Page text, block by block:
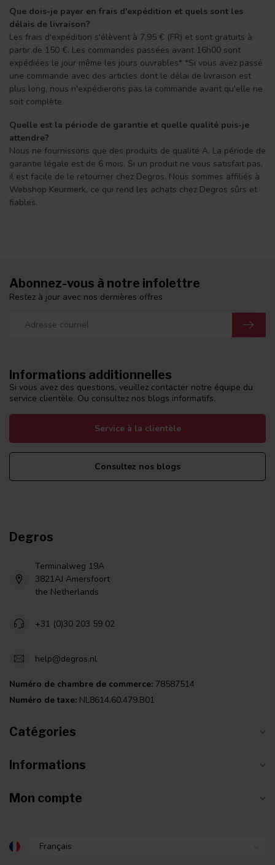
Que dois-je payer en frais d'expédition et quels sont les
délais de livraison?
Les frais d'expédition s'élèvent à 7,95 € (FR) et sont gratuits à
partir de 150 €. Les commandes passées avant 16h00 sont
expédiées le jour même les jours ouvrables* *Si vous avez passé
une commande avec des articles dont le délai de livraison est
plus long, nous n'expédierons pas la commande avant qu'elle ne
soit complète.
Quelle est la période de garantie et quelle qualité puis-je
attendre?
Nous ne fournissons que des produits de qualité A. La période de
garantie légale est de 6 mois. Si un produit ne vous satisfait pas,
il est facile de le retourner chez Degros. Nous sommes affiliés à
Webshop Keurmerk, ce qui rend les achats chez Degros sûrs et
fiables.
Informations additionnelles
Si vous avez des questions, veuillez contacter notre équipe du
service clientèle. Ou consultez nos blogs informatifs.
Service à la clientèle
Consultez nos blogs
Abonnez-vous à notre infolettre
Restez à jour avec nos dernières offres
Degros
Terminalweg 19A
3821AJ Amersfoort
the Netherlands
+31 (0)30 203 59 02
help@degros.nl
Numéro de chambre de commerce: 78587514
Numéro de taxe: NL8614.60.479.B01
Catégories
Informations
Mon compte